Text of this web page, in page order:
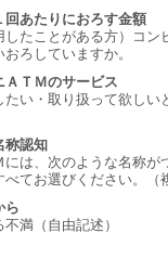
回あたりにおろす金額
したことがある方）コ
ろしていますか。
ＡＴＭのサービス
たい・取り扱って欲し
称認知
には、次のような名称
べてお選びください。（
ら
満（自由記述）